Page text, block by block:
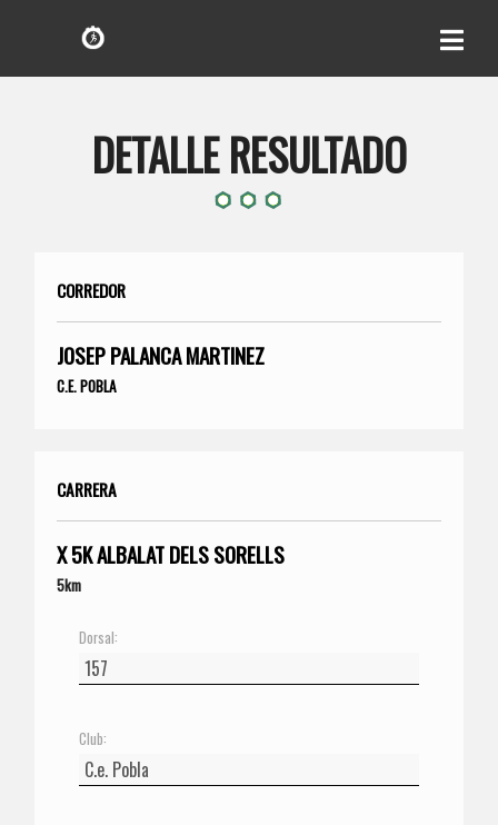
DETALLE RESULTADO
CORREDOR
JOSEP PALANCA MARTINEZ
C.E. POBLA
CARRERA
X 5K ALBALAT DELS SORELLS
5km
Dorsal:
Club: